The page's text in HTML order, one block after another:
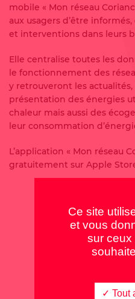
mobile « Mon réseau
aux usagers d’être
et interventions dans leurs
Elle centralise toutes les
le fonctionnement des
y retrouveront les
présentation des énergies
chaleur mais aussi des
leur consommation
L’application « Mon réseau
gratuitement sur Apple
Ce site
et vous
sur ceux
Tout